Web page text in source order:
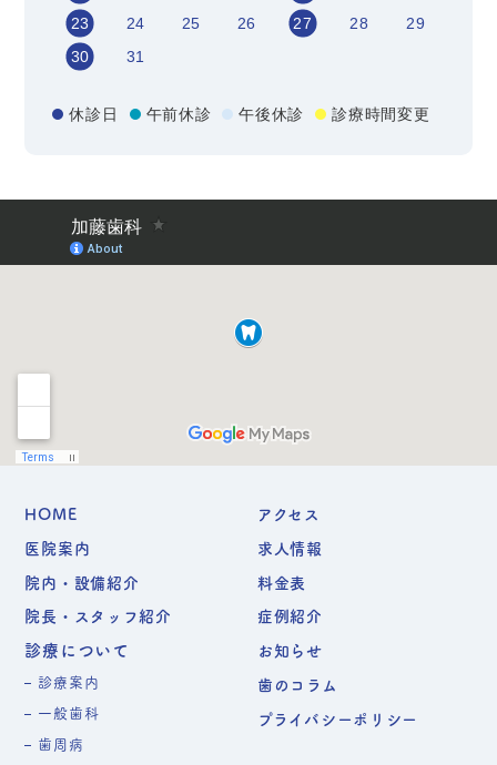
23
24 25 26 27 28
29
30
31
休診日 午前休診 午後休診 診療時間変更
HOME
医院案内
院内・設備紹介
院長・スタッフ紹介
診療について
診療案内
一般歯科
歯周病
アクセス
求人情報
料金表
症例紹介
お知らせ
歯のコラム
プライバシーポリシー